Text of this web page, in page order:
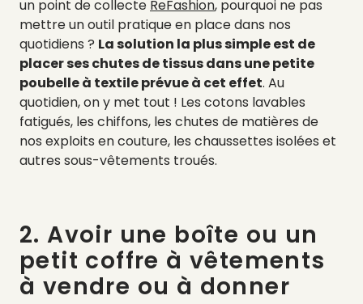
un point de collecte ReFashion, pourquoi ne pas
mettre un outil pratique en place dans nos
quotidiens ? La solution la plus simple est de
placer ses chutes de tissus dans une petite
poubelle à textile prévue à cet effet. Au
quotidien, on y met tout ! Les cotons lavables
fatigués, les chiffons, les chutes de matières de
nos exploits en couture, les chaussettes isolées et
autres sous-vêtements troués.
2. Avoir une boîte ou un
petit coffre à vêtements
à vendre ou à donner